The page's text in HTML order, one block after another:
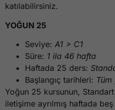
katılabilirsiniz.
YOĞUN 25
Seviye: A1 > C1
Süre: 1 ila 46 hafta
Haftada 25 ders:
Başlangıç tarihleri:
Yoğun 25 kursunun,
iletişime ayrılmış haftada